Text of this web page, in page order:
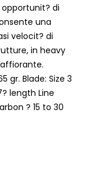
di
una
velocit? di
in heavy
gr. Blade: Size 3
length Line
? 15 to 30